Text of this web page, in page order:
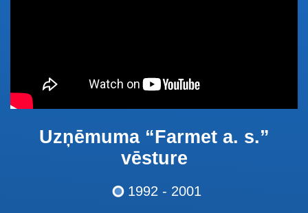
Uzņēmuma “Farmet a. s.”
vēsture
1992 - 2001